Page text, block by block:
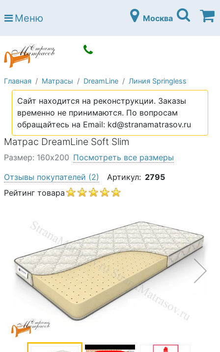
Страна матрасов
Open submenu (Матрасы)
Open submenu (Кровати)
Кровати
Open submenu (Аксессуары)
Open submenu (Диваны)
Диваны
Open submenu (Постельное белье)
Постельное белье
Open submenu (Мебель)
Мебель
Open submenu (Основания)
Основания
Open submenu (Детские матрасы)
Open submenu (Детские кровати)
Детские кровати
О компании
Контакты
Доставка по городу
Меню Москва
Главная Матрасы DreamLine Линия Springless
Сайт находится на реконструкции. Заказы
временно не принимаются. По вопросам
обращайтесь на Email: kd@stranamatrasov.ru
Матрас DreamLine Soft Slim
Размер: 160х200 Посмотреть все размеры
Отзывы покупателей (2) Артикул: 2795
Рейтинг товара